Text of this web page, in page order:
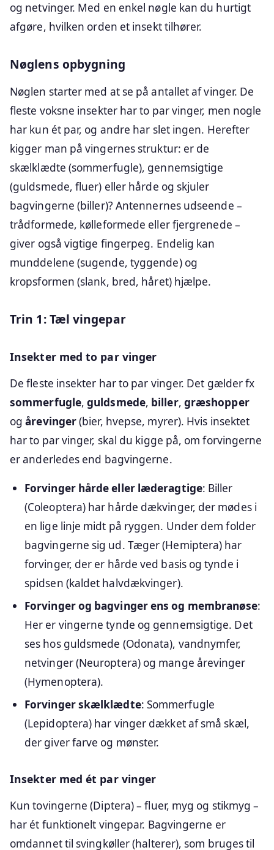
og netvinger. Med en enkel nøgle kan du hurtigt
afgøre, hvilken orden et insekt tilhører.
Nøglens opbygning
Nøglen starter med at se på antallet af vinger. De
fleste voksne insekter har to par vinger, men nogle
har kun ét par, og andre har slet ingen. Herefter
kigger man på vingernes struktur: er de
skælklædte (sommerfugle), gennemsigtige
(guldsmede, fluer) eller hårde og skjuler
bagvingerne (biller)? Antennernes udseende –
trådformede, kølleformede eller fjergrenede –
giver også vigtige fingerpeg. Endelig kan
munddelene (sugende, tyggende) og
kropsformen (slank, bred, håret) hjælpe.
Trin 1: Tæl vingepar
Insekter med to par vinger
De fleste insekter har to par vinger. Det gælder fx
sommerfugle,guldsmede, biller, græshopper
ogårevinger(bier, hvepse, myrer). Hvis insektet
har to par vinger, skal du kigge på, om forvingerne
er anderledes end bagvingerne.
Forvinger hårde eller læderagtige: Biller
(Coleoptera) har hårde dækvinger, der mødes i
en lige linje midt på ryggen. Under dem folder
bagvingerne sig ud. Tæger (Hemiptera) har
forvinger, der er hårde ved basis og tynde i
spidsen (kaldet halvdækvinger).
Forvinger og bagvinger ens og membranøse:
Her er vingerne tynde og gennemsigtige. Det
ses hos guldsmede (Odonata), vandnymfer,
netvinger (Neuroptera) og mange årevinger
(Hymenoptera).
Forvinger skælklædte: Sommerfugle
(Lepidoptera) har vinger dækket af små skæl,
der giver farve og mønster.
Insekter med ét par vinger
Kun tovingerne (Diptera) – fluer, myg og stikmyg –
har ét funktionelt vingepar. Bagvingerne er
omdannet til svingkøller (halterer), som bruges til